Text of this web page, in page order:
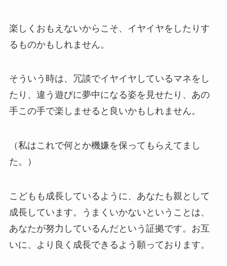
楽しくおもえないからこそ、イヤイヤをしたりす
るものかもしれません。
そういう時は、冗談でイヤイヤしているマネをし
たり、違う遊びに夢中になる姿を見せたり、あの
手この手で楽しませると良いかもしれません。
（私はこれで何とか機嫌を保ってもらえてまし
た。）
こどもも成長しているように、あなたも親として
成長しています。うまくいかないということは、
あなたが努力しているんだという証拠です。お互
いに、より良く成長できるよう願っております。